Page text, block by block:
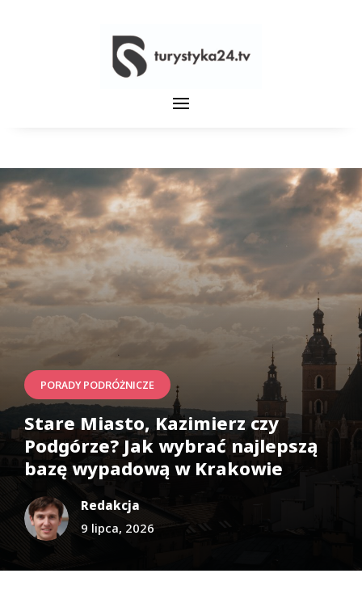
PORADY PODRÓŻNICZE
Stare Miasto, Kazimierz czy
Podgórze? Jak wybrać najlepszą
bazę wypadową w Krakowie
Redakcja
9 lipca, 2026